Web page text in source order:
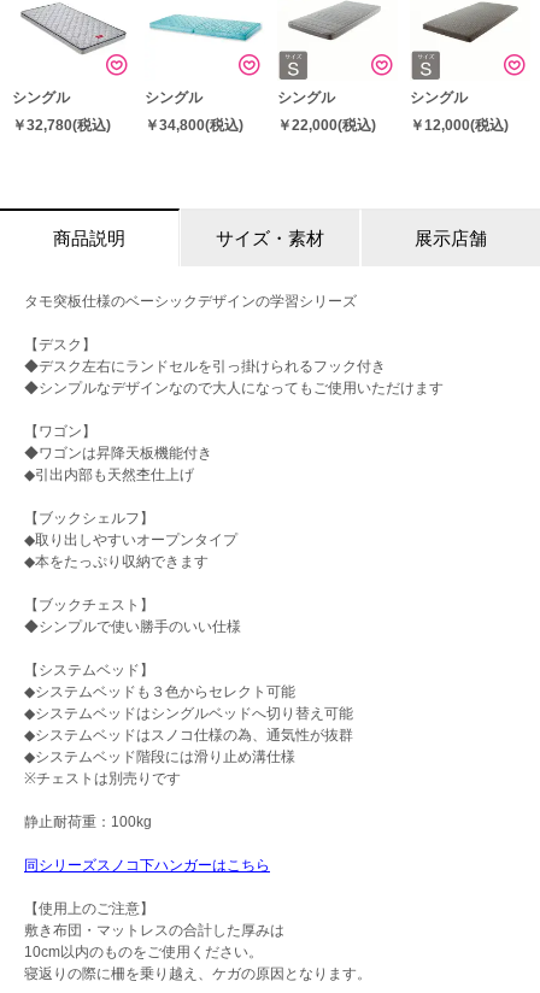
シングル
￥32,780(税込)
シングル
￥34,800(税込)
シングル
￥22,000(税込)
シングル
￥12,000(税込)
商品説明 サイズ・素材 展示店舗
タモ突板仕様のベーシックデザインの学習シリーズ
【デスク】
◆デスク左右にランドセルを引っ掛けられるフック付き
◆シンプルなデザインなので大人になってもご使用いただけます
【ワゴン】
◆ワゴンは昇降天板機能付き
◆引出内部も天然杢仕上げ
【ブックシェルフ】
◆取り出しやすいオープンタイプ
◆本をたっぷり収納できます
【ブックチェスト】
◆シンプルで使い勝手のいい仕様
【システムベッド】
◆システムベッドも３色からセレクト可能
◆システムベッドはシングルベッドへ切り替え可能
◆システムベッドはスノコ仕様の為、通気性が抜群
◆システムベッド階段には滑り止め溝仕様
※チェストは別売りです
静止耐荷重：100kg
同シリーズスノコ下ハンガーはこちら
【使用上のご注意】
敷き布団・マットレスの合計した厚みは
10cm以内のものをご使用ください。
寝返りの際に柵を乗り越え、ケガの原因となります。